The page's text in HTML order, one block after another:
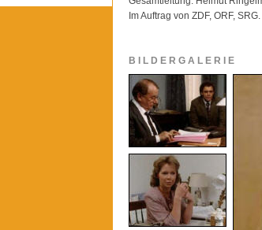
Im Auftrag von ZDF, ORF, SRG.
BILDERGALERIE